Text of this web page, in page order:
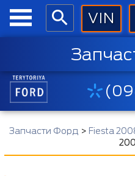
Запчасти Форд > Fiesta